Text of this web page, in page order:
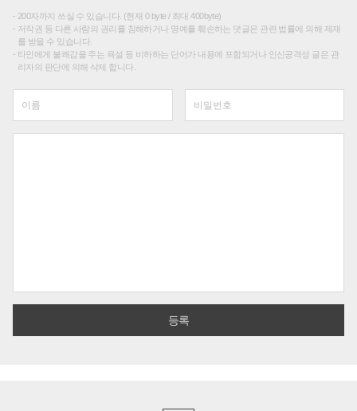
200자까지 쓰실 수 있습니다. (현재 0 byte / 최대 400byte)
저작권 등 다른 사람의 권리를 침해하거나 명예를 훼손하는 댓글은 관련 법률에 의해 제재
를 받을 수 있습니다.
타인에게 불쾌감을 주는 욕설 등 비하하는 단어가 내용에 포함되거나 인신공격성 글은 관
리자의 판단에 의해 삭제 합니다.